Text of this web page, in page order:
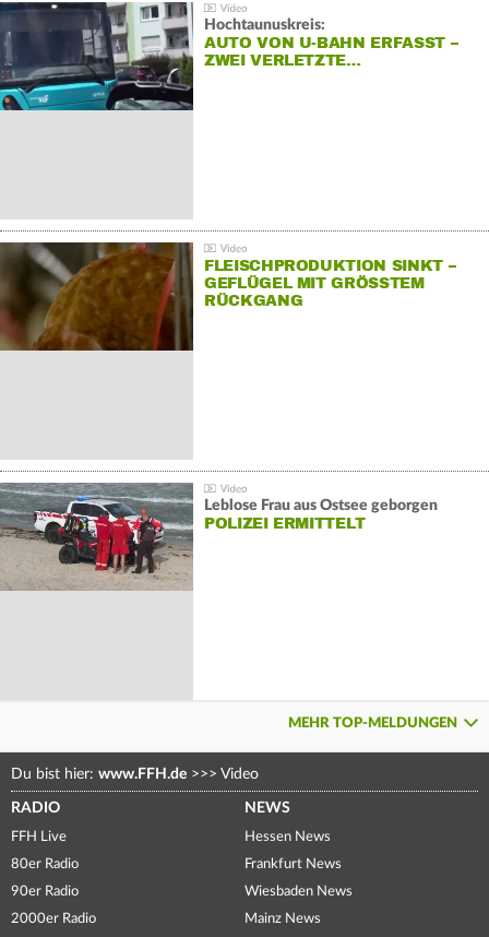
Hochtaunuskreis:
AUTO VON U-BAHN ERFASST –
ZWEI VERLETZTE…
FLEISCHPRODUKTION SINKT –
GEFLÜGEL MIT GRÖSSTEM R
ÜCKGANG
Leblose Frau aus Ostsee geborgen
POLIZEI ERMITTELT
MEHR TOP-MELDUNGEN
Du bist hier: www.FFH.de >>> Video
RADIO
FFH Live
80er Radio
90er Radio
2000er Radio
NEWS
Hessen News
Frankfurt News
Wiesbaden News
Mainz News